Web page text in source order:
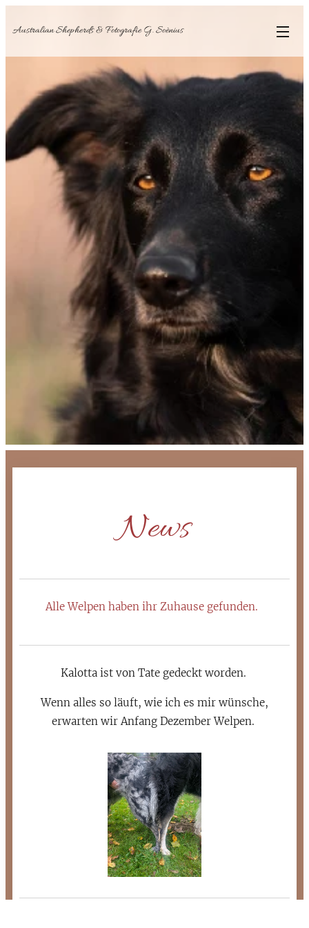
Australian Shepherds & Fotografie G. Soènius
News
Alle Welpen haben ihr Zuhause gefunden.
Kalotta ist von Tate gedeckt worden.
Wenn alles so läuft, wie ich es mir wünsche,
erwarten wir Anfang Dezember Welpen.